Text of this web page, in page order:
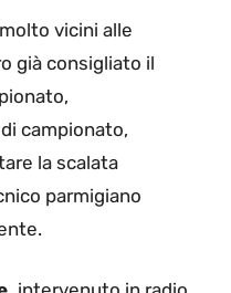
vicini alle
già consigliato il
campionato,
la scalata
parmigiano